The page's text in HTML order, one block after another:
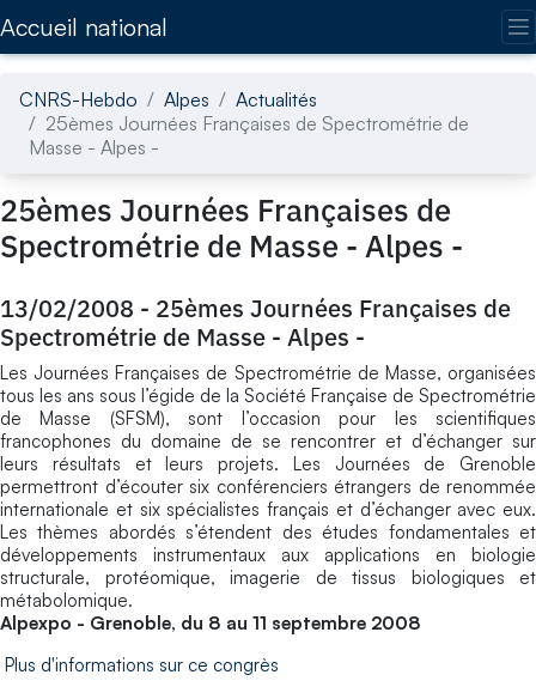
Accueil national
CNRS-Hebdo Alpes
Actualités
25èmes Journées Françaises de Spectrométrie de
Masse - Alpes -
25èmes Journées Françaises de
Spectrométrie de Masse - Alpes -
13/02/2008 - 25èmes Journées Françaises de
Spectrométrie de Masse - Alpes -
Les Journées Françaises de Spectrométrie de Masse, organisées
tous les ans sous l’égide de la Société Française de Spectrométrie
de Masse (SFSM), sont l’occasion pour les scientifiques
francophones du domaine de se rencontrer et d’échanger sur
leurs résultats et leurs projets. Les Journées de Grenoble
permettront d’écouter six conférenciers étrangers de renommée
internationale et six spécialistes français et d’échanger avec eux.
Les thèmes abordés s’étendent des études fondamentales et
développements instrumentaux aux applications en biologie
structurale, protéomique, imagerie de tissus biologiques et
métabolomique.
Alpexpo - Grenoble, du 8 au 11 septembre 2008
Plus d'informations sur ce congrès